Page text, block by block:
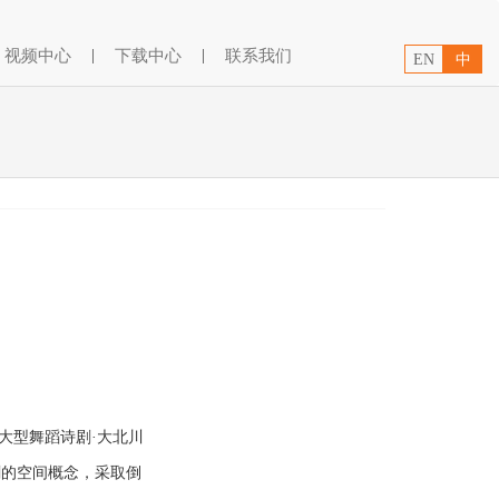
视频中心 下载中心 联系我们 EN 中
舞蹈诗剧·大北川
空间概念，采取倒